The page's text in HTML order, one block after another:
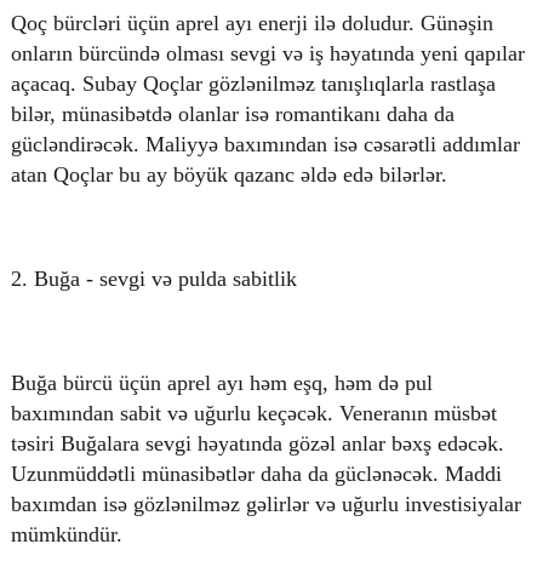
Qoç bürcləri üçün aprel ayı enerji ilə doludur. Günəşin
onların bürcündə olması sevgi və iş həyatında yeni qapılar
açacaq. Subay Qoçlar gözlənilməz tanışlıqlarla rastlaşa
bilər, münasibətdə olanlar isə romantikanı daha da
gücləndirəcək. Maliyyə baxımından isə cəsarətli addımlar
atan Qoçlar bu ay böyük qazanc əldə edə bilərlər.
2. Buğa - sevgi və pulda sabitlik
Buğa bürcü üçün aprel ayı həm eşq, həm də pul
baxımından sabit və uğurlu keçəcək. Veneranın müsbət
təsiri Buğalara sevgi həyatında gözəl anlar bəxş edəcək.
Uzunmüddətli münasibətlər daha da güclənəcək. Maddi
baxımdan isə gözlənilməz gəlirlər və uğurlu investisiyalar
mümkündür.